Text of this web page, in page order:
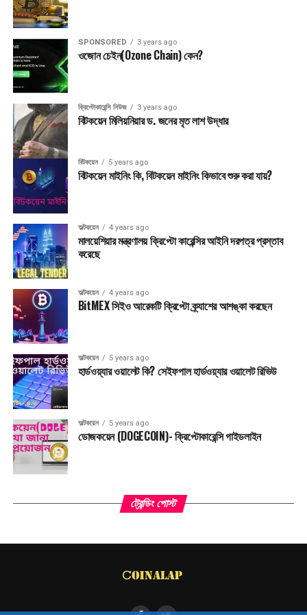
Activision Blizzard
Post Views: 3,764
এ বিষয়ে আরও সংবাদ:
UP NEXT
ফিডেলিটির বিটকয়েন ETF আবেদন নাকচ করে দিল SEC
গুরুত্বপূর্ণ
সরি SHIB : রবিনহুড এখন আর কোন নতুন ক্রিপ্টোকে লিস্টিং করছেনা
SPONSORED 3 years ago
ওজোন চেইন(Ozone Chain) কেন?
ক্রিপ্টোকারেন্সি নিউজ 3 years ago
বিটকয়েন মিলিয়নিয়ার ড. জনের মৃত লাশ উদ্ধার
বিটকয়েন 5 years ago
বিটকয়েন মাইনিং কি, বিটকয়েন মাইনিং কিভাবে শুরু করা যায়?
অল্টকয়েন 4 years ago
মালয়েশিয়ার মন্ত্রণালয় ক্রিপ্টো কারেন্সির আইনি দরপত্র প্রস্তাব
করেছে
অল্টকয়েন 4 years ago
BitMEX সিইও আরেকটি ক্রিপ্টো ক্র্যাশের আশঙ্কা করছেন
অল্টকয়েন 5 years ago
হার্ডওয়্যার ওয়ালেট কি? সেইফপাল হার্ডওয়্যার ওয়ালেট রিভিউ
অল্টকয়েন 5 years ago
ডোজকয়েন (DOGECOIN)- ক্রিপ্টোকারেন্সি গাইডলাইন
ট্রেন্ডিং পোস্ট